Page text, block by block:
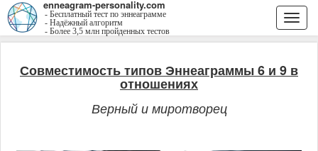
enneagram-personality.com
- Бесплатный тест по эннеаграмме
- Надёжный алгоритм
- Более 3,5 млн пройденных тестов
Совместимость типов Эннеаграммы 6 и 9 в
отношениях
Верный и миротворец